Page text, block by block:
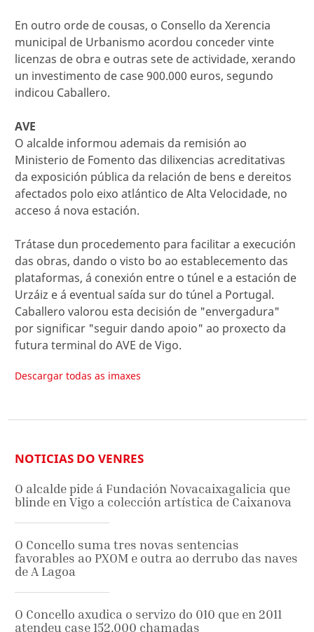
En outro orde de cousas, o Consello da Xerencia
municipal de Urbanismo acordou conceder vinte
licenzas de obra e outras sete de actividade, xerando
un investimento de case 900.000 euros, segundo
indicou Caballero.
AVE
O alcalde informou ademais da remisión ao
Ministerio de Fomento das dilixencias acreditativas
da exposición pública da relación de bens e dereitos
afectados polo eixo atlántico de Alta Velocidade, no
acceso á nova estación.
Trátase dun procedemento para facilitar a execución
das obras, dando o visto bo ao establecemento das
plataformas, á conexión entre o túnel e a estación de
Urzáiz e á eventual saída sur do túnel a Portugal.
Caballero valorou esta decisión de "envergadura"
por significar "seguir dando apoio" ao proxecto da
futura terminal do AVE de Vigo.
Descargar todas as imaxes
NOTICIAS DO VENRES
O alcalde pide á Fundación Novacaixagalicia que
blinde en Vigo a colección artística de Caixanova
O Concello suma tres novas sentencias
favorables ao PXOM e outra ao derrubo das naves
de A Lagoa
O Concello axudica o servizo do 010 que en 2011
atendeu case 152.000 chamadas